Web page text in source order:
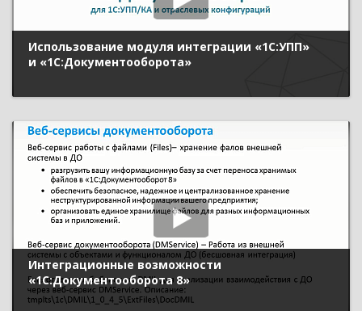
Использование модуля интеграции «1С:УПП»
и «1С:Документооборота»
Интеграционные возможности
«1С:Документооборота 8»